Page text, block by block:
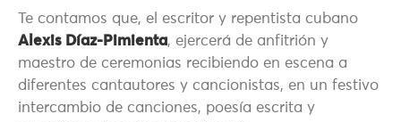
Te contamos que, el escritor y repentista cubano
Alexis Díaz-Pimienta, ejercerá de anfitrión y
maestro de ceremonias recibiendo en escena a
diferentes cantautores y cancionistas, en un festivo
intercambio de canciones, poesía escrita y